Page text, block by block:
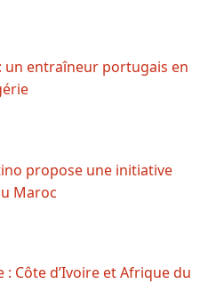
un entraîneur portugais en
propose une initiative
Maroc
: Côte d’Ivoire et Afrique du